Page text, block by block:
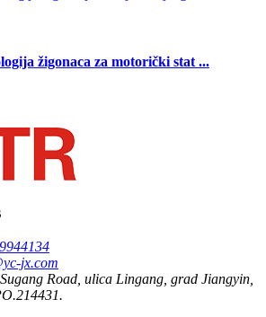
žigonaca za motorički stat ...
jx.com
Road, ulica Lingang, grad Jiangyin,